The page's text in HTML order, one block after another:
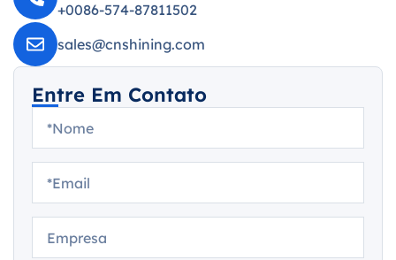
+0086-574-87811502
sales@cnshining.com
Entre Em Contato